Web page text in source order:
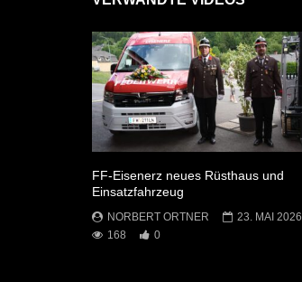
FF-Eisenerz neues Rüsthaus und
Einsatzfahrzeug
NORBERT ORTNER
23. MAI 2026
168
0